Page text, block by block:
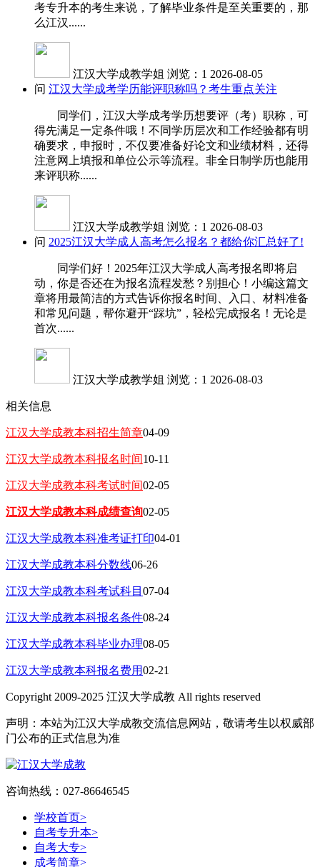
考专升本的考生来说，了解毕业条件是至关重要的，那
么江汉......
江汉大学成教学姐 浏览：1 2026-08-05
问 江汉大学成考学历能评职称吗？考生重点关注
同学们，江汉大学成考学历想要评（考）职称，可
得先满足一定条件哦！不同学历层次和工作经验都有明
确要求，申报时，不仅要准备好论文和业绩材料，还得
注意网上填报和单位公示等流程。非全日制学历也能用
来评职称......
江汉大学成教学姐 浏览：1 2026-08-03
问 2025江汉大学成人高考怎么报名？都给你汇总好了!
同学们好！2025年江汉大学成人高考报名即将启
动，你是否还在为报名流程发愁？别担心！小编这篇文
章将用最简洁的方式告诉你报名时间、入口、材料准备
和常见问题，帮你避开“踩坑”，轻松完成报名！无论是
首次......
江汉大学成教学姐 浏览：1 2026-08-03
相关信息
江汉大学成教本科招生简章04-09
江汉大学成教本科报名时间10-11
江汉大学成教本科考试时间02-05
江汉大学成教本科成绩查询02-05
江汉大学成教本科准考证打印04-01
江汉大学成教本科分数线06-26
江汉大学成教本科考试科目 07-04
江汉大学成教本科报名条件08-24
江汉大学成教本科毕业办理08-05
江汉大学成教本科报名费用02-21
Copyright 2009-2025 江汉大学成教 All rights reserved
声明：本站为江汉大学成教交流信息网站，敬请考生以权威部
门公布的正式信息为准
咨询热线：027-86646545
学校首页>
自考专升本>
自考大专>
成考简章>